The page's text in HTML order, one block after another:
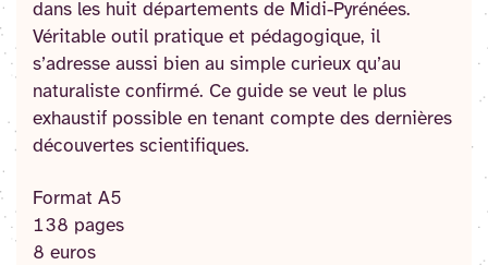
dans les huit départements de Midi-Pyrénées.
Véritable outil pratique et pédagogique, il
s’adresse aussi bien au simple curieux qu’au
naturaliste confirmé. Ce guide se veut le plus
exhaustif possible en tenant compte des dernières
découvertes scientifiques.
Format A5
138 pages
8 euros